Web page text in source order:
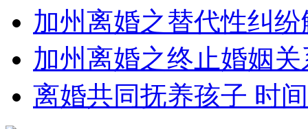
加州离婚之替代性纠
加州离婚之终止婚姻关
离婚共同抚养孩子 时